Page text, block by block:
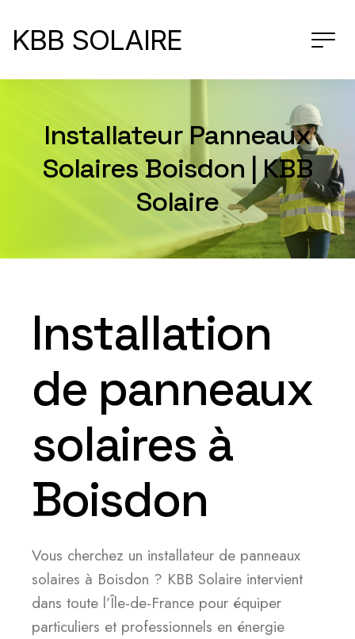
KBB SOLAIRE
Installateur Panneaux
Solaires Boisdon | KBB
Solaire
Installation
de panneaux
solaires à
Boisdon
Vous cherchez un installateur de panneaux
solaires à Boisdon ? KBB Solaire intervient
dans toute l’Île-de-France pour équiper
particuliers et professionnels en énergie